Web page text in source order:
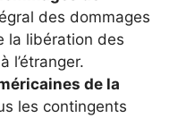
des dommages
la libération des
l’étranger.
de la
les contingents